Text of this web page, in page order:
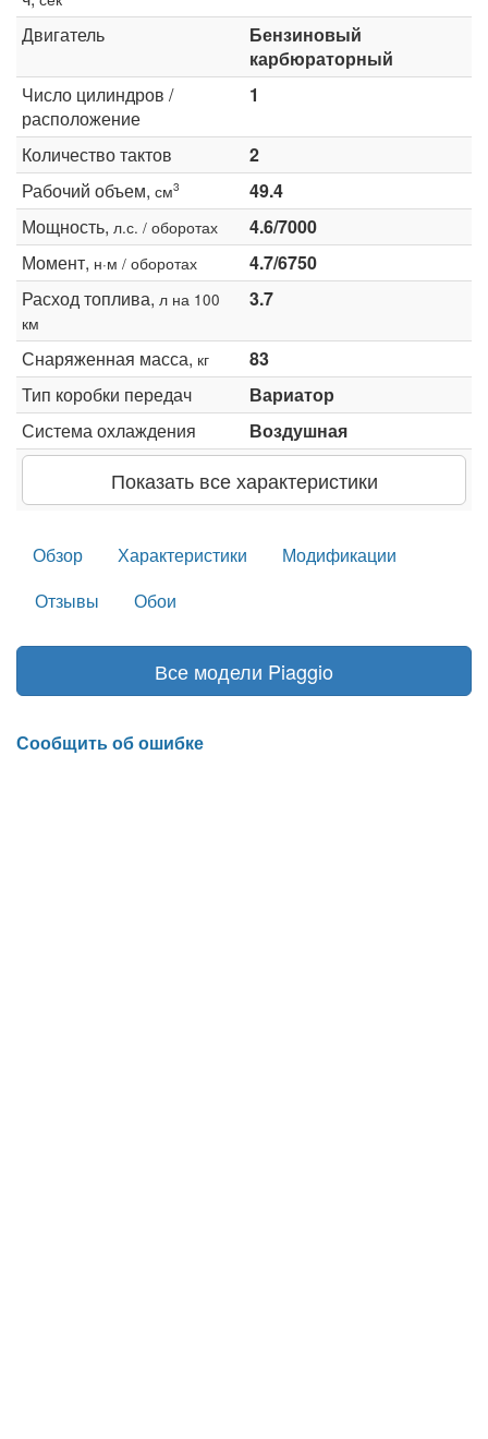
Двигатель
Бензиновый
карбюраторный
Число цилиндров /
расположение
1
Количество тактов
2
Рабочий объем, см3
49.4
Мощность, л.с. / оборотах
4.6/7000
Момент, н·м / оборотах
4.7/6750
Расход топлива, л на 100
км
3.7
Снаряженная масса, кг
83
Тип коробки передач
Вариатор
Система охлаждения
Воздушная
Показать все характеристики
Обзор Характеристики
Модификации
Отзывы
Обои
Все модели Piaggio
Сообщить об ошибке